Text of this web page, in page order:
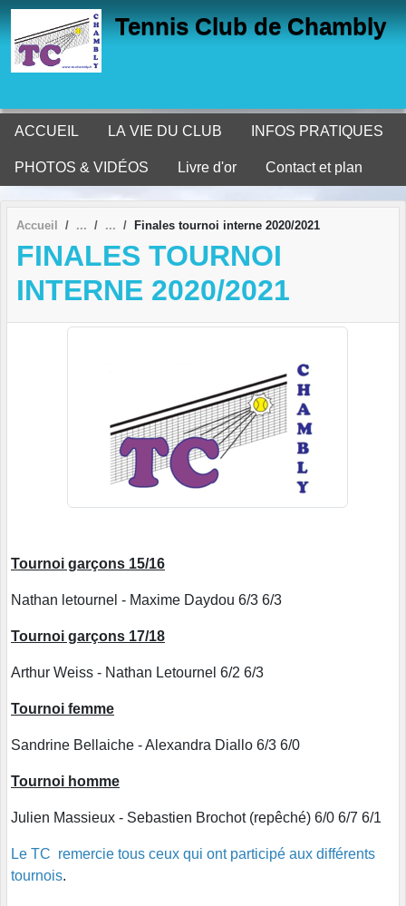
Tennis Club de Chambly
ACCUEIL LA VIE DU CLUB INFOS PRATIQUES
PHOTOS & VIDÉOS Livre d'or Contact et plan
Accueil Finales tournoi interne 2020/2021
FINALES TOURNOI
INTERNE 2020/2021
Tournoi garçons 15/16
Nathan letournel - Maxime Daydou 6/3 6/3
Tournoi garçons 17/18
Arthur Weiss - Nathan Letournel 6/2 6/3
Tournoi femme
Sandrine Bellaiche - Alexandra Diallo 6/3 6/0
Tournoi homme
Julien Massieux - Sebastien Brochot (repêché) 6/0 6/7 6/1
Le TC remercie tous ceux qui ont participé aux différents
tournois.
Panneau de gestion des cookies